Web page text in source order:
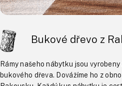
Bukové dřevo z
Rámy našeho nábytku jsou
bukového dřeva. Dovážíme ho z